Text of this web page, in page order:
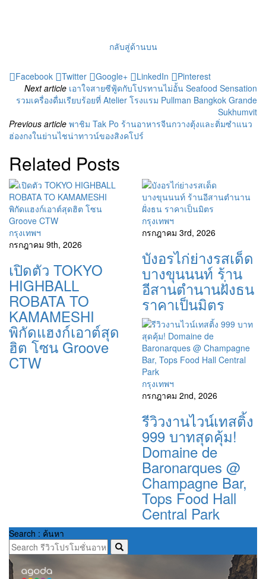
กลับสู่ด้านบน
Facebook Twitter Google+ LinkedIn
Pinterest
Next article เอาใจสายซีฟู้ดกับโปรทานไม่อั้น Seafood Sensation
รวมเครื่องดื่มเรียบร้อยที่ Atelier โรงแรม Pullman Bangkok Grande
Sukhumvit
Previous article พาชิม Tak Po ร้านอาหารจีนกวางตุ้งและติ่มซำแนว
ฮ่องกงในย่านไชน่าทาวน์ของสิงคโปร์
Related Posts
กรุงเทพฯ
กรกฎาคม 9th, 2026
เปิดตัว TOKYO
HIGHBALL
ROBATA TO
KAMAMESHI
พิกัดแฮงก์เอาต์สุด
ฮิต โซน Groove
CTW
กรุงเทพฯ
กรกฎาคม 3rd, 2026
บังอรไก่ย่างรสเด็ด
บางขุนนนท์ ร้าน
อีสานตำนานฝั่งธน
ราคาเป็นมิตร
กรุงเทพฯ
กรกฎาคม 2nd, 2026
รีวิวงานไวน์เทสติ้ง
999 บาทสุดคุ้ม!
Domaine de
Baronarques @
Champagne Bar,
Tops Food Hall
Central Park
Search : ค้นหา